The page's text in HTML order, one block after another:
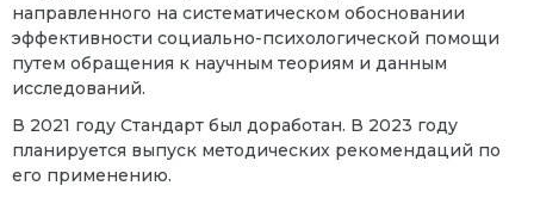
направленного на систематическом обосновании
эффективности социально-психологической помощи
путем обращения к научным теориям и данным
исследований.
В 2021 году Стандарт был доработан. В 2023 году
планируется выпуск методических рекомендаций по
его применению.